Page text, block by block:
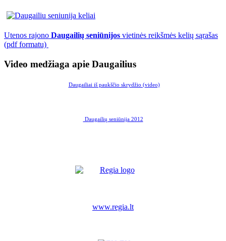
Utenos rajono Daugailių seniūnijos vietinės reikšmės kelių sąrašas
(pdf formatu)
Video medžiaga apie Daugailius
Daugailiai iš paukščio skrydžio (video)
Daugailių seniūnija 2012
www.regia.lt